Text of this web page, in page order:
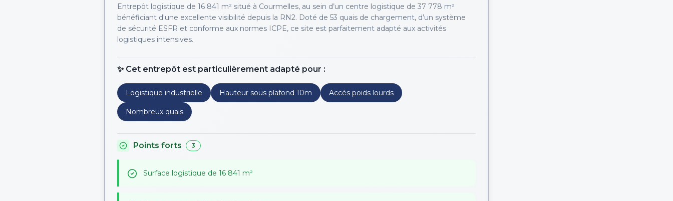
Entrepôt logistique de 16 841 m² situé à Courmelles, au sein d’un centre logistique de 37 778 m²
bénéficiant d'une excellente visibilité depuis la RN2. Doté de 53 quais de chargement, d’un système
de sécurité ESFR et conforme aux normes ICPE, ce site est parfaitement adapté aux activités
logistiques intensives.
✨ Cet entrepôt est particulièrement adapté pour :
Logistique industrielle Hauteur sous plafond 10m Accès poids lourds
Nombreux quais
Points forts 3
Surface logistique de 16 841 m²